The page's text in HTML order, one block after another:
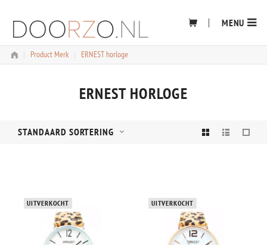
content
MENU
Product Merk ERNEST horloge
ERNEST HORLOGE
STANDAARD SORTERING
UITVERKOCHT UITVERKOCHT